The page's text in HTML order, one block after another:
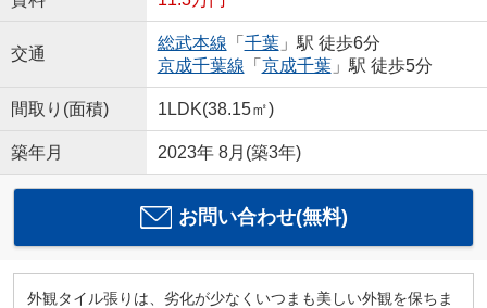
交通
総武本線 「 千葉」駅 徒歩6分
京成千葉線 「 京成千葉」駅 徒歩5分
間取り(面積) 1LDK(38.15㎡)
築年月 2023年 8月(築3年)
お問い合わせ(無料)
外観タイル張りは、劣化が少なくいつまも美しい外観を保ちま